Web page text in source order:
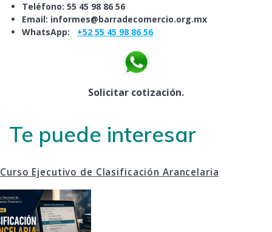
Teléfono: 55 45 98 86 56
Email: informes@barradecomercio.org.mx
WhatsApp: +52 55 45 98 86 56
Solicitar cotización.
Te puede interesar
Curso Ejecutivo de Clasificación Arancelaria